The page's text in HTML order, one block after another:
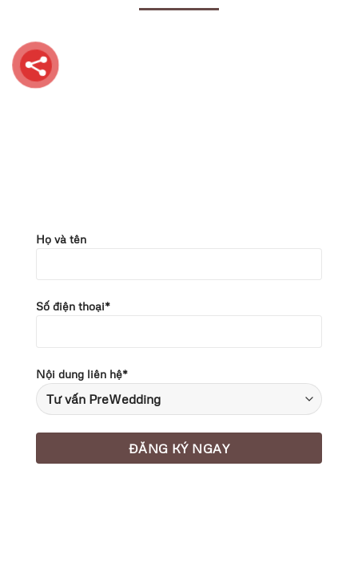
Họ và tên
Số điện thoại*
Nội dung liên hệ*